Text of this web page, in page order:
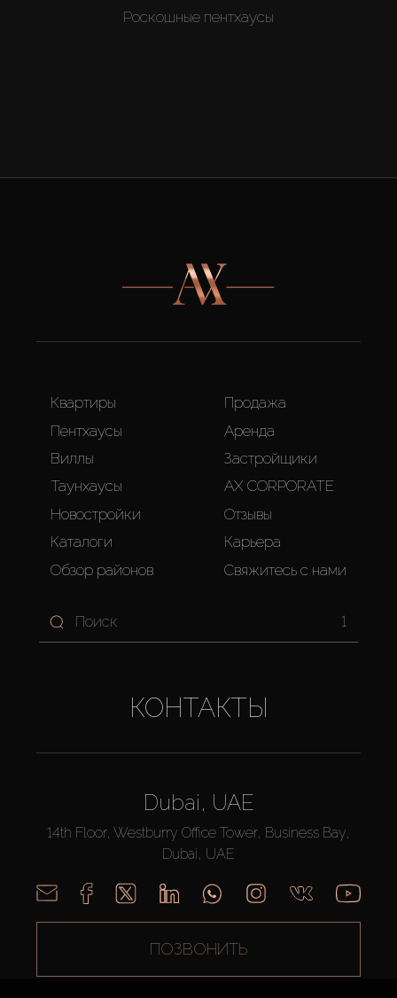
Роскошные пентхаусы
Квартиры
Пентхаусы
Виллы
Таунхаусы
Новостройки
Каталоги
Обзор районов
Продажа
Аренда
Застройщики
AX CORPORATE
Отзывы
Карьера
Свяжитесь с нами
1
КОНТАКТЫ
Dubai, UAE
14th Floor, Westburry Office Tower, Business Bay,
Dubai, UAE
ПОЗВОНИТЬ